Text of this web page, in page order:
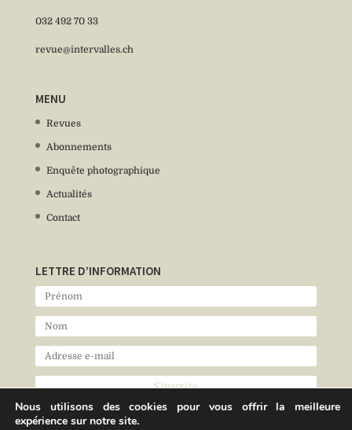
032 492 70 33
revue@intervalles.ch
MENU
Revues
Abonnements
Enquête photographique
Actualités
Contact
LETTRE D’INFORMATION
Nous utilisons des cookies pour vous offrir la meilleure
expérience sur notre site.